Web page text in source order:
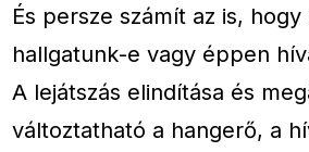
És persze számít az is, hogy
hallgatunk-e vagy éppen
A lejátszás elindítása és
változtatható a hangerő, a